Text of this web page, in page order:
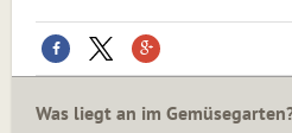
Was liegt an im